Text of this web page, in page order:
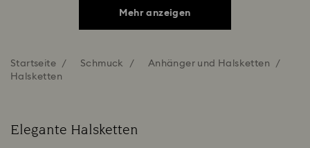
Mehr anzeigen
Startseite Schmuck
Anhänger und Halsketten
Halsketten
Elegante Halsketten